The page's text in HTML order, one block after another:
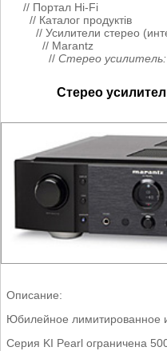
// Портал Hi-Fi
// Каталог продуктів
// Усилители стерео
// Marantz
// Стерео
Стерео
Описание:
Юбилейное лимитированное
Серия KI Pearl ограничена